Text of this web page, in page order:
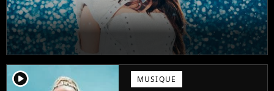
player2 MUSIQUE